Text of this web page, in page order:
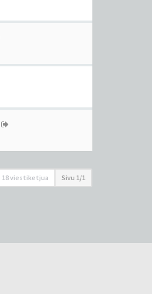
18 viestiketjua Sivu 1 /1